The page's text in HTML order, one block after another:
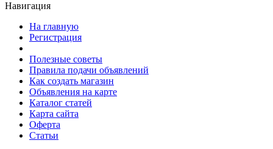
Навигация
На главную
Регистрация
Полезные советы
Правила подачи объявлений
Как создать магазин
Объявления на карте
Каталог статей
Карта сайта
Оферта
Статьи